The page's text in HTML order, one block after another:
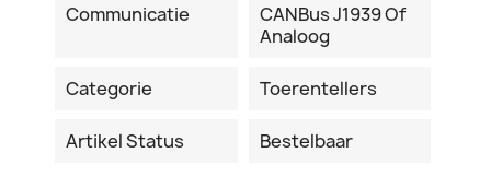
Communicatie
CANBus J1939 Of
Analoog
Categorie Toerentellers
Artikel Status Bestelbaar